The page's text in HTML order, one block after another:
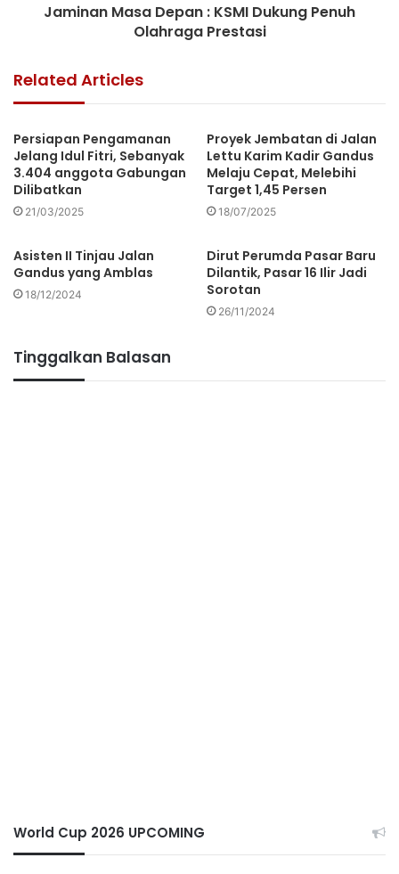
Jaminan Masa Depan : KSMI Dukung Penuh
Olahraga Prestasi
Related Articles
Persiapan Pengamanan
Jelang Idul Fitri, Sebanyak
3.404 anggota Gabungan
Dilibatkan
21/03/2025
Proyek Jembatan di Jalan
Lettu Karim Kadir Gandus
Melaju Cepat, Melebihi
Target 1,45 Persen
18/07/2025
Asisten II Tinjau Jalan
Gandus yang Amblas
18/12/2024
Dirut Perumda Pasar Baru
Dilantik, Pasar 16 Ilir Jadi
Sorotan
26/11/2024
Tinggalkan Balasan
World Cup 2026 UPCOMING